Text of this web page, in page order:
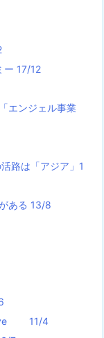
ー 17/12
エンジェル事業
路は「アジア」1
ある 13/8
11/4